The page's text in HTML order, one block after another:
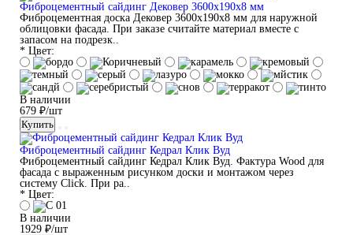
Фиброцементный сайдинг Дековер 3600x190x8 мм
Фиброцементная доска Дековер 3600x190x8 мм для наружной
облицовки фасада. При заказе считайте материал вместе с
запасом на подрезк..
* Цвет:
В наличии
679 ₽/шт
Купить
Фиброцементный сайдинг Кедрал Клик Вуд
Фиброцементный сайдинг Кедрал Клик Вуд. Фактура Wood для
фасада с выраженным рисунком доски и монтажом через
систему Click. При ра..
* Цвет:
В наличии
1929 ₽/шт